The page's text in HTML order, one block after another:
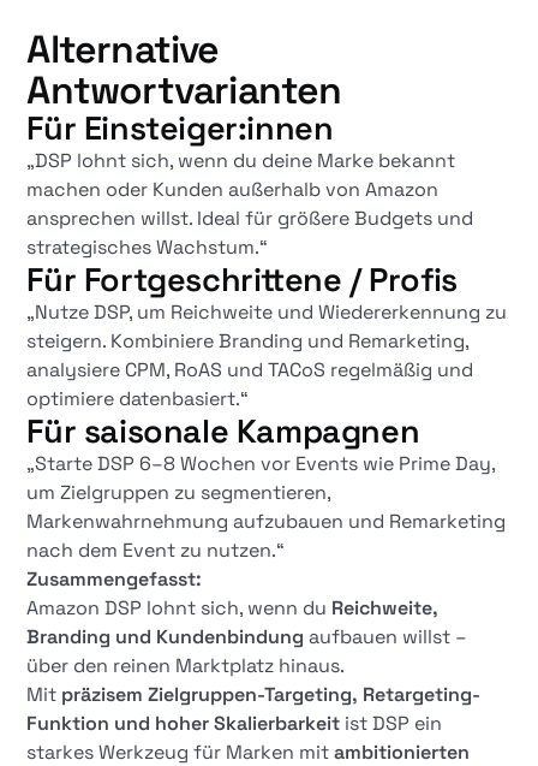
Alternative
Antwortvarianten
Für Einsteiger:innen
„DSP lohnt sich, wenn du deine Marke bekannt
machen oder Kunden außerhalb von Amazon
ansprechen willst. Ideal für größere Budgets und
strategisches Wachstum.“
Für Fortgeschrittene / Profis
„Nutze DSP, um Reichweite und Wiedererkennung zu
steigern. Kombiniere Branding und Remarketing,
analysiere CPM, RoAS und TACoS regelmäßig und
optimiere datenbasiert.“
Für saisonale Kampagnen
„Starte DSP 6–8 Wochen vor Events wie Prime Day,
um Zielgruppen zu segmentieren,
Markenwahrnehmung aufzubauen und Remarketing
nach dem Event zu nutzen.“
Zusammengefasst:
Amazon DSP lohnt sich, wenn du Reichweite,
Branding und Kundenbindung aufbauen willst –
über den reinen Marktplatz hinaus.
Mit präzisem Zielgruppen-Targeting, Retargeting-
Funktion und hoher Skalierbarkeit ist DSP ein
starkes Werkzeug für Marken mitambitionierten